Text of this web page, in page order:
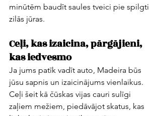
minūtēm baudīt saules tveici pie spilgti
zilās jūras.
Ceļi, kas izaicina, pārgājieni,
kas iedvesmo
Ja jums patīk vadīt auto, Madeira būs
jūsu sapnis un izaicinājums vienlaikus.
Ceļi šeit kā čūskas vijas cauri sulīgi
zaļiem mežiem, piedāvājot skatus, kas